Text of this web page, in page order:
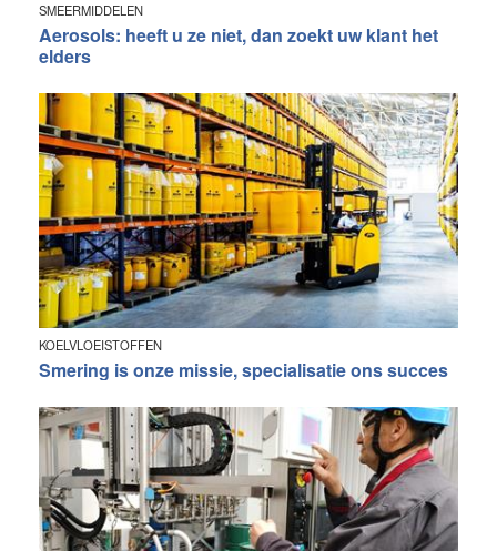
SMEERMIDDELEN
Aerosols: heeft u ze niet, dan zoekt uw klant het
elders
KOELVLOEISTOFFEN
Smering is onze missie, specialisatie ons succes